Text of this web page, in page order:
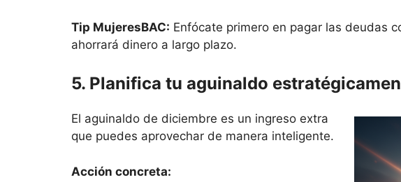
Tip MujeresBAC: Enfócate primero en pagar las deudas
ahorrará dinero a largo plazo.
5. Planifica tu aguinaldo
El aguinaldo de diciembre es un ingreso extra
que puedes aprovechar de manera inteligente.
Acción concreta: